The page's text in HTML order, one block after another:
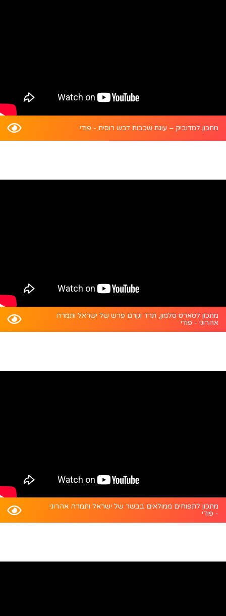
מתכון למדוביק – עוגת שכבות דבש רוסית - פודי
מתכון לטארט סלמון, תרד וקרם פרש של ישראל ותמרה
אהרוני - פודי
מתכון לתפוחים ממולאים בבשר של ישראל ותמרה אהרוני
- פודי